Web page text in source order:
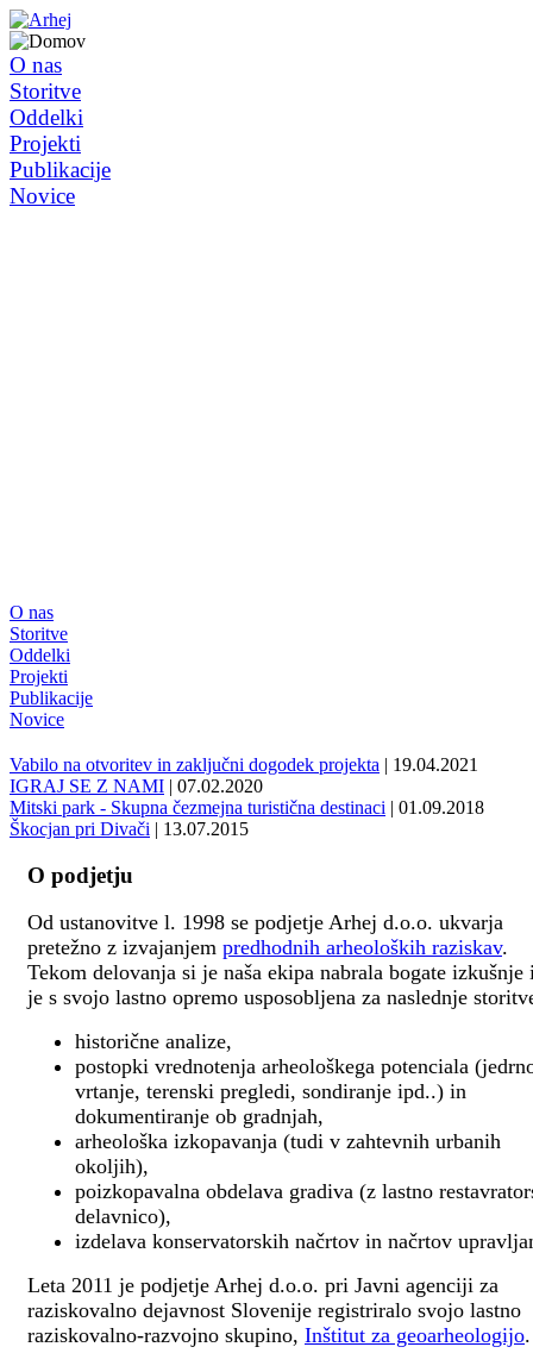
O nas
Storitve
Oddelki
Projekti
Publikacije
Novice
O nas
Storitve
Oddelki
Projekti
Publikacije
Novice
Vabilo na otvoritev in zaključni dogodek projekta | 19.04.2021
IGRAJ SE Z NAMI | 07.02.2020
Mitski park - Skupna čezmejna turistična destinaci | 01.09.2018
Škocjan pri Divači | 13.07.2015
O podjetju
Od ustanovitve l. 1998 se podjetje Arhej d.o.o. ukvarja
pretežno z izvajanjem predhodnih arheoloških raziskav.
Tekom delovanja si je naša ekipa nabrala bogate izkušnje
je s svojo lastno opremo usposobljena za naslednje
historične analize,
postopki vrednotenja arheološkega potenciala
vrtanje, terenski pregledi, sondiranje ipd..) in
dokumentiranje ob gradnjah,
arheološka izkopavanja (tudi v zahtevnih urbanih
okoljih),
poizkopavalna obdelava gradiva (z lastno
delavnico),
izdelava konservatorskih načrtov in načrtov
Leta 2011 je podjetje Arhej d.o.o. pri Javni agenciji za
raziskovalno dejavnost Slovenije registriralo svojo lastno
raziskovalno-razvojno skupino, Inštitut za geoarheologijo.